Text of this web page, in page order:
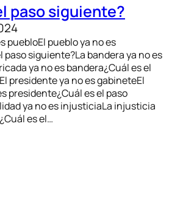
paso siguiente?
puebloEl pueblo ya no es
paso siguiente?La bandera ya no es
ya no es bandera¿Cuál es el
presidente ya no es gabineteEl
presidente¿Cuál es el paso
ya no es injusticiaLa injusticia
es el…